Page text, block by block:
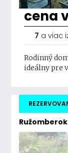
cena
7 a viac
Rodinný
ideálny pre
Ružomberok